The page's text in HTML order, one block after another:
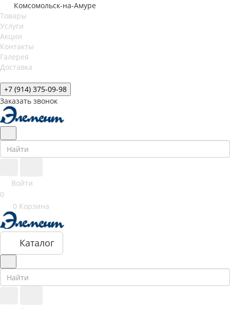
Комсомольск-на-Амуре
Товары
Услуги
Акции
Контакты
Галерея
Доставка
+7 (914) 375-09-98
Заказать звонок
Войти
0
0 Корзина
Каталог